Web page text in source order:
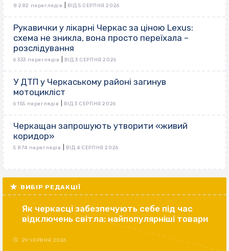
8 282 переглядів ВІД 5 СЕРПНЯ 2026
Рукавички у лікарні Черкас за ціною Lexus:
схема не зникла, вона просто переїхала –
розслідування
6 333 переглядів ВІД 3 СЕРПНЯ 2026
У ДТП у Черкаському районі загинув
мотоцикліст
6 155 переглядів ВІД 3 СЕРПНЯ 2026
Черкащан запрошують утворити «живий
коридор»
5 874 переглядів ВІД 4 СЕРПНЯ 2026
ВИБІР РЕДАКЦІЇ
Як черкасці забезпечують себе під час
відключень світла: найпопулярніші товари
29 ЧЕРВНЯ 2026